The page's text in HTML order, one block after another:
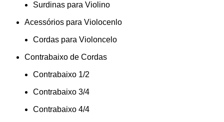
Surdinas para Violino
Acessórios para Violocenlo
Cordas para Violoncelo
Contrabaixo de Cordas
Contrabaixo 1/2
Contrabaixo 3/4
Contrabaixo 4/4